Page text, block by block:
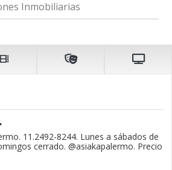
Inmobiliarias
11.2492-8244. Lunes a sábados de
cerrado. @asiakapalermo. Precio